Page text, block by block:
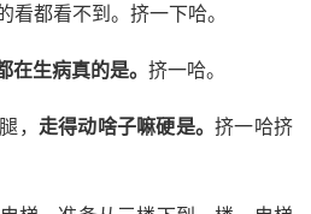
看都看不到。挤一下哈。
在生病真的是。 挤一哈。
， 走得动啥子嘛硬是。挤一哈挤